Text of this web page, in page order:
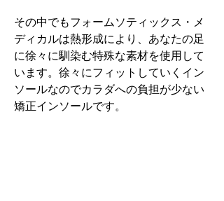
その中でもフォームソティックス・メ
ディカルは熱形成により、あなたの足
に徐々に馴染む特殊な素材を使用して
います。徐々にフィットしていくイン
ソールなのでカラダへの負担が少ない
矯正インソールです。